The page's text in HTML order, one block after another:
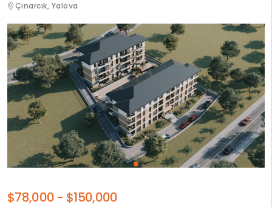
Çınarcık, Yalova
$78,000 - $150,000